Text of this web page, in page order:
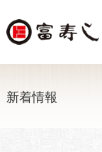
新着情報